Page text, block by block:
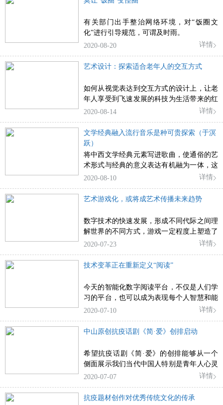
有关部门出手整治网络环境，对“饭圈文
化”进行引导规范，可谓及时雨。
2020-08-20
详情
艺术设计：探索适合老年人的交互方式
如何从视觉表达到交互方式的设计上，让老
年人享受到飞速发展的科技为生活带来的红
利，让他们的“智慧”生活更加轻松、体面和
环节。
2020-08-14 详情
文学经典融入流行音乐是种可贵探索（于溟
跃）
将中西文学经典元素写进歌曲，使通俗的艺
术形式与经典的意义表达有机融为一体，这
已成为当下流行音乐创新的一种可贵探索。
2020-08-10 详情
艺术游戏化，或将成艺术传播未来趋势
数字技术的快速发展，形成不同代际之间理
解世界的不同方式，游戏一定程度上塑造了
一代人的精神结构。当下大家都在讨论艺术
艺术游戏化将成艺术传播的未来趋势。
2020-07-23 详情
技术变革正在重新定义“阅读”
今天的智能化数字阅读平台，不仅是人们学
习的平台，也可以成为表现每个人智慧和能
力的舞台
2020-07-10 详情
中山原创抗疫话剧《简·爱》创排启动
希望抗疫话剧《简·爱》的创排能够从一个
侧面展示我们当代中国人特别是青年人心灵
深处流淌的真爱与大爱，触动新时代各行各
2020-07-07 详情
抗疫题材创作对优秀传统文化的传承